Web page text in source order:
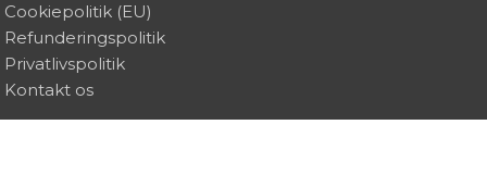
Cookiepolitik (EU)
Refunderingspolitik
Privatlivspolitik
Kontakt os